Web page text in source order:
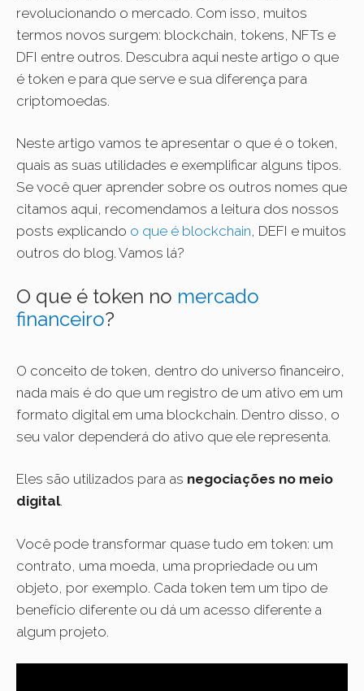
revolucionando o mercado. Com isso, muitos
termos novos surgem: blockchain, tokens, NFTs e
DFI entre outros. Descubra aqui neste artigo o que
é token e para que serve e sua diferença para
criptomoedas.
Neste artigo vamos te apresentar o que é o token,
quais as suas utilidades e exemplificar alguns tipos.
Se você quer aprender sobre os outros nomes que
citamos aqui, recomendamos a leitura dos nossos
posts explicando o que é blockchain, DEFI e muitos
outros do blog. Vamos lá?
O que é token no mercado
financeiro?
O conceito de token, dentro do universo financeiro,
nada mais é do que um registro de um ativo em um
formato digital em uma blockchain. Dentro disso, o
seu valor dependerá do ativo que ele representa.
Eles são utilizados para as negociações no meio
digital.
Você pode transformar quase tudo em token: um
contrato, uma moeda, uma propriedade ou um
objeto, por exemplo. Cada token tem um tipo de
benefício diferente ou dá um acesso diferente a
algum projeto.